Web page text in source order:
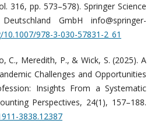
316, pp. 573–578). Springer Science
GmbH info@springer-
978-3-030-57831-2_61
C., Meredith, P., & Wick, S. (2025). A
Challenges and Opportunities
Insights From a Systematic
Perspectives, 24(1), 157–188.
3838.12387